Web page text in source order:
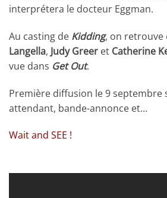
interprétera le docteur Eggman.
Au casting de Kidding, on retrouve
Langella, Judy Greer et Catherine
vue dans Get Out.
Première diffusion le 9 septembre
attendant, bande-annonce et…
Wait and SEE !